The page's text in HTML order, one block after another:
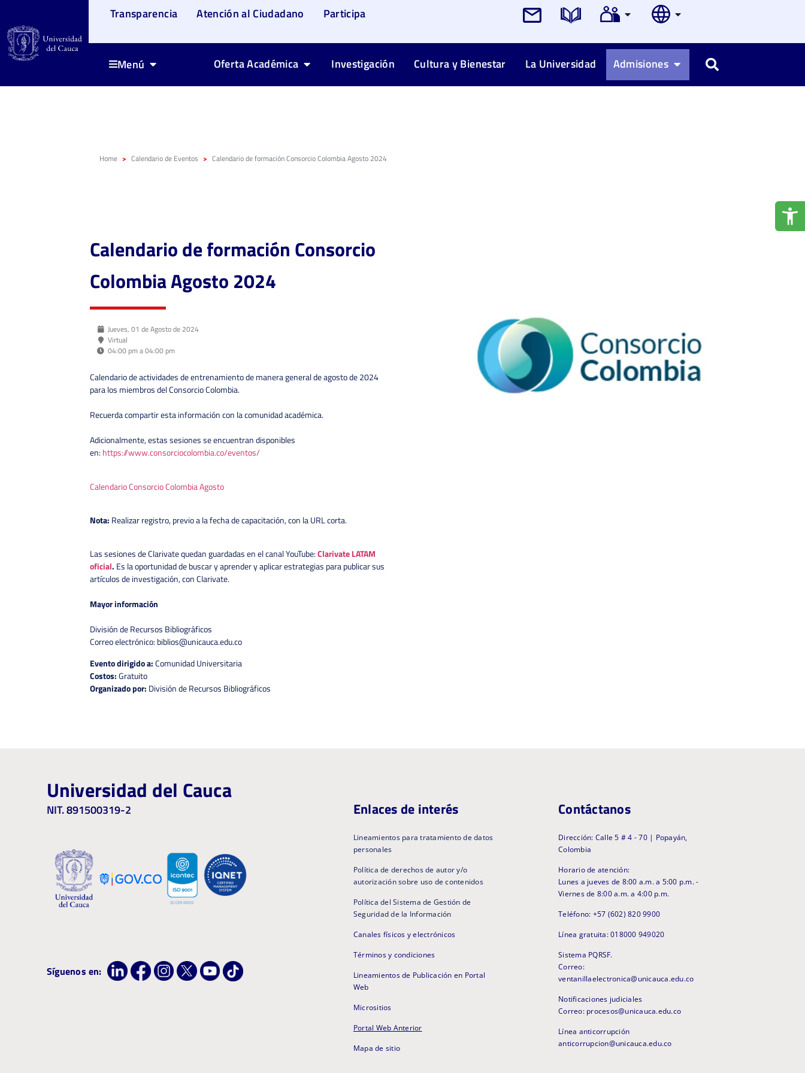
Transparencia Atención al Ciudadano Participa
Menú Oferta Académica Investigación Cultura y Bienestar La Universidad Admisiones Buscar
Home Calendario de Eventos Calendario de formación Consorcio Colombia Agosto 2024
Calendario de formación Consorcio
Colombia Agosto 2024
Jueves, 01 de Agosto de 2024
Virtual
04:00 pm a 04:00 pm
Calendario de actividades de entrenamiento de manera general de agosto de 2024
para los miembros del Consorcio Colombia.
Recuerda compartir esta información con la comunidad académica.
Adicionalmente, estas sesiones se encuentran disponibles
en:https://www.consorciocolombia.co/eventos/
Calendario Consorcio Colombia Agosto
Nota: Realizar registro, previo a la fecha de capacitación, con la URL corta.
Las sesiones de Clarivate quedan guardadas en el canal YouTube:Clarivate LATAM
oficial. Es la oportunidad de buscar y aprender y aplicar estrategias para publicar sus
artículos de investigación, con Clarivate.
Mayor información
División de Recursos Bibliográficos
Correo electrónico: biblios@unicauca.edu.co
Evento dirigido a:Comunidad Universitaria
Costos:Gratuito
Organizado por: División de Recursos Bibliográficos
Universidad del Cauca
NIT. 891500319-2
Síguenos en:
Enlaces de interés
Lineamientos para tratamiento de datos
personales
Política de derechos de autor y/o
autorización sobre uso de contenidos
Política del Sistema de Gestión de
Seguridad de la Información
Canales físicos y electrónicos
Términos y condiciones
Lineamientos de Publicación en Portal
Web
Micrositios
Portal Web Anterior
Mapa de sitio
Contáctanos
Dirección: Calle 5 # 4 - 70 | Popayán,
Colombia
Horario de atención:
Lunes a jueves de 8:00 a.m. a 5:00 p.m. -
Viernes de 8:00 a.m. a 4:00 p.m.
Teléfono: +57 (602) 820 9900
Línea gratuita: 018000 949020
Sistema PQRSF.
Correo:
ventanillaelectronica@unicauca.edu.co
Notificaciones judiciales
Correo: procesos@unicauca.edu.co
Línea anticorrupción
anticorrupcion@unicauca.edu.co